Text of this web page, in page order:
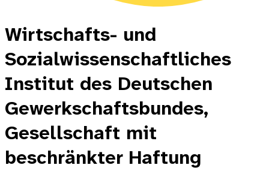
Wirtschafts- und
Sozialwissenschaftliches
Institut des Deutschen
Gewerkschaftsbundes,
Gesellschaft mit
beschränkter Haftung